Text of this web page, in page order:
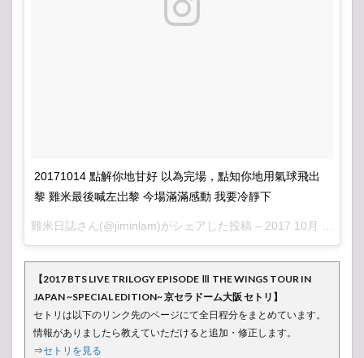
20171014 點解你地甘好 以為完場，點知你地用氣球飛出
黎 雞米最後喊左岀黎 今場滿滿感動 我要冷靜下
雞米日誌さん(@jiminlam)がシェアした投稿 – 2017 10月 14 4:21午前 PDT
【2017 BTS LIVE TRILOGY EPISODE Ⅲ THE WINGS TOUR IN
JAPAN ~SPECIAL EDITION~ 京セラドーム大阪 セトリ】
セトリは以下のリンク先のページにて全日程分をまとめています。
情報がありましたら教えていただけると追加・修正します。
⇒セトリを見る